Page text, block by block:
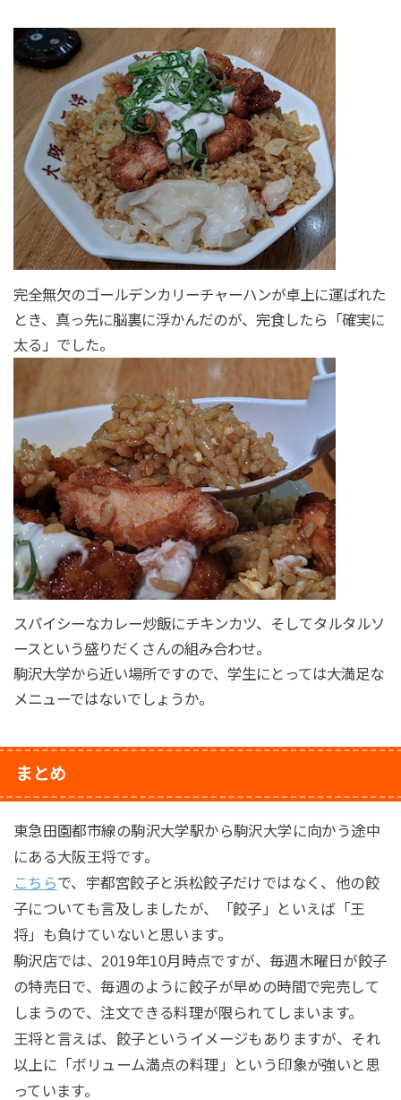
完全無欠のゴールデンカリーチャーハンが卓上に運ばれた
とき、真っ先に脳裏に浮かんだのが、完食したら「確実に
太る」でした。
スパイシーなカレー炒飯にチキンカツ、そしてタルタルソ
ースという盛りだくさんの組み合わせ。
駒沢大学から近い場所ですので、学生にとっては大満足な
メニューではないでしょうか。
まとめ
東急田園都市線の駒沢大学駅から駒沢大学に向かう途中
にある大阪王将です。
こちらで、宇都宮餃子と浜松餃子だけではなく、他の餃
子についても言及しましたが、「餃子」といえば「王
将」も負けていないと思います。
駒沢店では、2019年10月時点ですが、毎週木曜日が餃子
の特売日で、毎週のように餃子が早めの時間で完売して
しまうので、注文できる料理が限られてしまいます。
王将と言えば、餃子というイメージもありますが、それ
以上に「ボリューム満点の料理」という印象が強いと思
っています。